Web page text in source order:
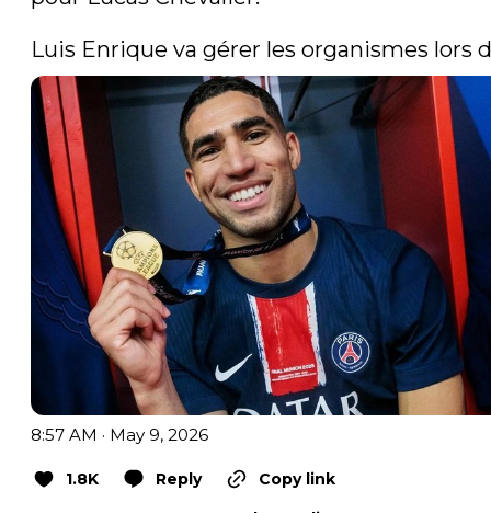
Luis Enrique va gérer les organismes lors
8:57 AM · May 9, 2026
1.8K Reply
Copy link